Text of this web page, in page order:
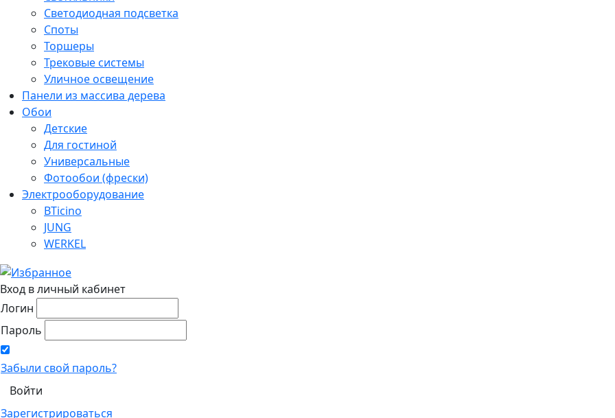
Светодиодная подсветка
Споты
Торшеры
Трековые системы
Уличное освещение
Панели из массива дерева
Обои
Детские
Для гостиной
Универсальные
Фотообои (фрески)
Электрооборудование
BTicino
JUNG
WERKEL
Вход в личный кабинет
Логин
Пароль
Забыли свой пароль?
Зарегистрироваться